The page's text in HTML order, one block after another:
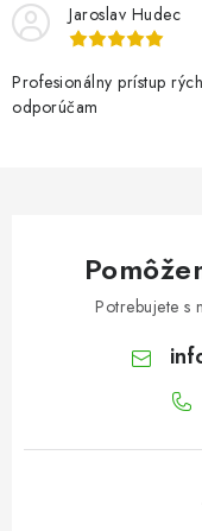
Jaroslav Hudec
Profesionálny prístup
odporúčam
Potrebujete s